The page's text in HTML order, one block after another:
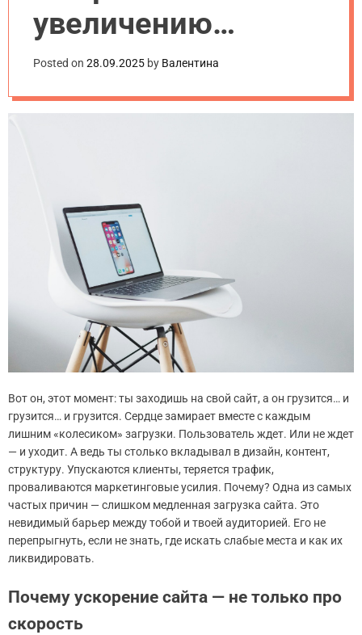
увеличению
скорости загрузки
сайта
Posted on 28.09.2025 by Валентина
Вот он, этот момент: ты заходишь на свой сайт, а он грузится… и
грузится… и грузится. Сердце замирает вместе с каждым
лишним «колесиком» загрузки. Пользователь ждет. Или не ждет
— и уходит. А ведь ты столько вкладывал в дизайн, контент,
структуру. Упускаются клиенты, теряется трафик,
проваливаются маркетинговые усилия. Почему? Одна из самых
частых причин — слишком медленная загрузка сайта. Это
невидимый барьер между тобой и твоей аудиторией. Его не
перепрыгнуть, если не знать, где искать слабые места и как их
ликвидировать.
Почему ускорение сайта — не только про
скорость